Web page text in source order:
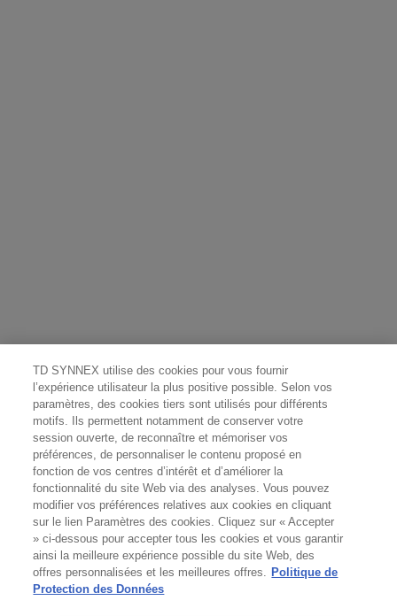
TD SYNNEX utilise des cookies pour vous fournir
l’expérience utilisateur la plus positive possible. Selon vos
paramètres, des cookies tiers sont utilisés pour différents
motifs. Ils permettent notamment de conserver votre
session ouverte, de reconnaître et mémoriser vos
préférences, de personnaliser le contenu proposé en
fonction de vos centres d’intérêt et d’améliorer la
fonctionnalité du site Web via des analyses. Vous pouvez
modifier vos préférences relatives aux cookies en cliquant
sur le lien Paramètres des cookies. Cliquez sur « Accepter
» ci-dessous pour accepter tous les cookies et vous garantir
ainsi la meilleure expérience possible du site Web, des
offres personnalisées et les meilleures offres. Politique de
Protection des Données